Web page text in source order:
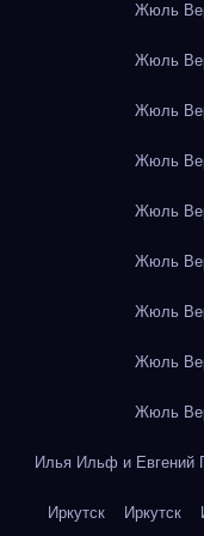
Жюль
Жюль
Жюль
Жюль
Жюль
Жюль
Жюль
Жюль
Жюль
Илья Ильф и Евгений
Иркутск Иркутск